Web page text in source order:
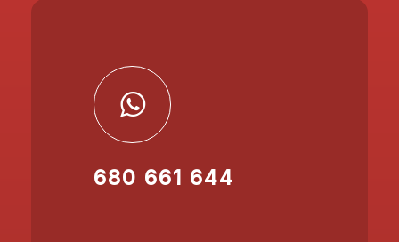
680 661 644